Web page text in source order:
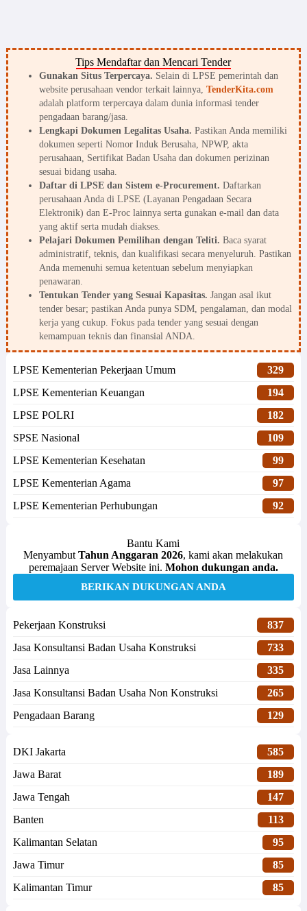
Tips Mendaftar dan Mencari Tender
Gunakan Situs Terpercaya. Selain di LPSE pemerintah dan
website perusahaan vendor terkait lainnya, TenderKita.com
adalah platform terpercaya dalam dunia informasi tender
pengadaan barang/jasa.
Lengkapi Dokumen Legalitas Usaha. Pastikan Anda memiliki
dokumen seperti Nomor Induk Berusaha, NPWP, akta
perusahaan, Sertifikat Badan Usaha dan dokumen perizinan
sesuai bidang usaha.
Daftar di LPSE dan Sistem e-Procurement. Daftarkan
perusahaan Anda di LPSE (Layanan Pengadaan Secara
Elektronik) dan E-Proc lainnya serta gunakan e-mail dan data
yang aktif serta mudah diakses.
Pelajari Dokumen Pemilihan dengan Teliti. Baca syarat
administratif, teknis, dan kualifikasi secara menyeluruh. Pastikan
Anda memenuhi semua ketentuan sebelum menyiapkan
penawaran.
Tentukan Tender yang Sesuai Kapasitas. Jangan asal ikut
tender besar; pastikan Anda punya SDM, pengalaman, dan modal
kerja yang cukup. Fokus pada tender yang sesuai dengan
kemampuan teknis dan finansial ANDA.
LPSE Kementerian Pekerjaan Umum
329
LPSE Kementerian Keuangan
194
LPSE POLRI
182
SPSE Nasional
109
LPSE Kementerian Kesehatan
99
LPSE Kementerian Agama
97
LPSE Kementerian Perhubungan
92
Bantu Kami
MenyambutTahun Anggaran 2026, kami akan melakukan
peremajaan Server Website ini. Mohon dukungan anda.
BERIKAN DUKUNGAN ANDA
Pekerjaan Konstruksi
837
Jasa Konsultansi Badan Usaha Konstruksi
733
Jasa Lainnya
335
Jasa Konsultansi Badan Usaha Non Konstruksi
265
Pengadaan Barang
129
DKI Jakarta
585
Jawa Barat
189
Jawa Tengah
147
Banten
113
Kalimantan Selatan
95
Jawa Timur
85
Kalimantan Timur
85